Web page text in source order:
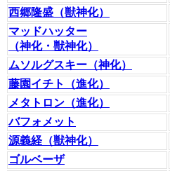
西郷隆盛（獣神化）
マッドハッター
（神化・獣神化）
ムソルグスキー（神化）
藤園イチト（進化）
メタトロン（進化）
バフォメット
源義経（獣神化）
ゴルベーザ